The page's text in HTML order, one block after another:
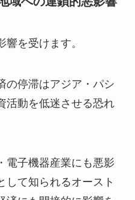
を受けます。
の停滞はアジア・パシ
活動を低迷させる恐れ
電子機器産業にも悪影
して知られるオースト